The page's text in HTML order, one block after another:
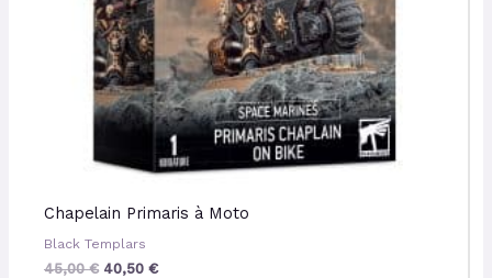
Chapelain Primaris à Moto
Black Templars
45,00€ 40,50 €